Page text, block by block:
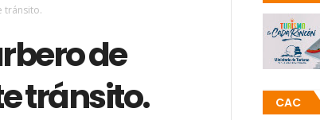
tránsito.
de
tránsito.
CAC